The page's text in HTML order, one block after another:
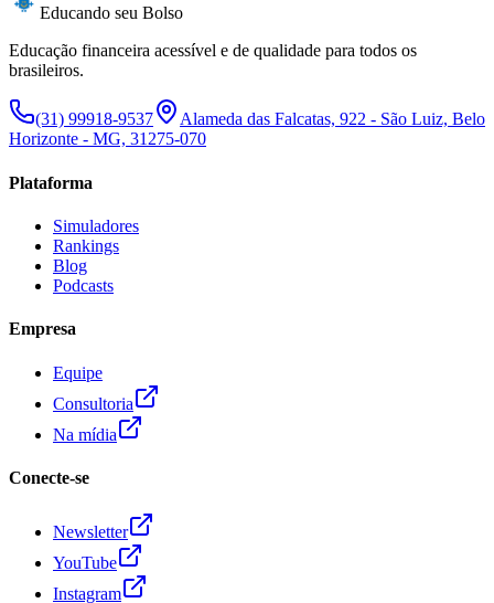
Educando seu Bolso
Educação financeira acessível e de qualidade para todos os
brasileiros.
(31) 99918-9537
Alameda das Falcatas, 922 - São Luiz, Belo
Horizonte - MG, 31275-070
Plataforma
Simuladores
Rankings
Blog
Podcasts
Empresa
Equipe
Consultoria
Na mídia
Conecte-se
Newsletter
YouTube
Instagram